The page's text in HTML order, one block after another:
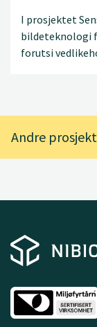
I prosjektet
bildeteknologi
forutsi
Andre